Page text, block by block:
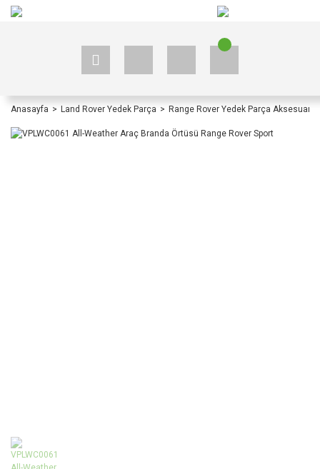
Anasayfa Land Rover Yedek Parça Range Rover Yedek Parça Aksesuar